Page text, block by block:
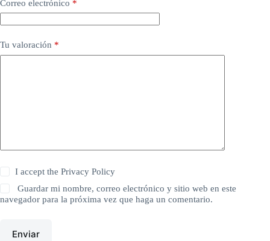
Correo electrónico *
Tu valoración *
I accept thePrivacy Policy
Guardar mi nombre, correo electrónico y sitio web en este
navegador para la próxima vez que haga un comentario.
Enviar